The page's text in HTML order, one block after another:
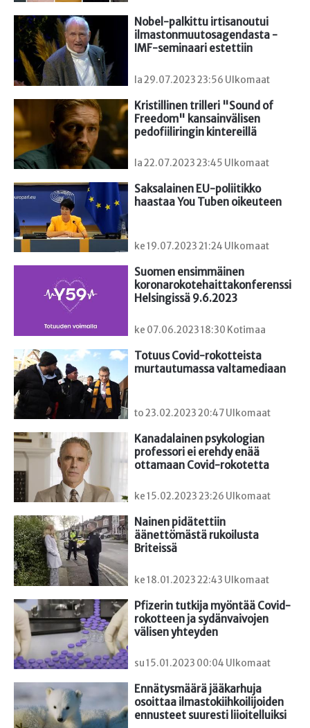
Nobel-palkittu irtisanoutui
ilmastonmuutosagendasta -
IMF-seminaari estettiin
la 29.07.2023 23:56 Ulkomaat
Kristillinen trilleri "Sound of
Freedom" kansainvälisen
pedofiiliringin kintereillä
la 22.07.2023 23:45 Ulkomaat
Saksalainen EU-poliitikko
haastaa You Tuben oikeuteen
ke 19.07.2023 21:24 Ulkomaat
Suomen ensimmäinen
koronarokotehaittakonferenssi
Helsingissä 9.6.2023
ke 07.06.2023 18:30 Kotimaa
Totuus Covid-rokotteista
murtautumassa valtamediaan
to 23.02.2023 20:47 Ulkomaat
Kanadalainen psykologian
professori ei erehdy enää
ottamaan Covid-rokotetta
ke 15.02.2023 23:26 Ulkomaat
Nainen pidätettiin
äänettömästä rukoilusta
Briteissä
ke 18.01.2023 22:43 Ulkomaat
Pfizerin tutkija myöntää Covid-
rokotteen ja sydänvaivojen
välisen yhteyden
su 15.01.2023 00:04 Ulkomaat
Ennätysmäärä jääkarhuja
osoittaa ilmastokiihkoilijoiden
ennusteet suuresti liioitelluiksi